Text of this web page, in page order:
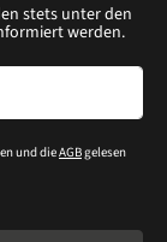
stets unter den
werden.
und dieAGBgelesen